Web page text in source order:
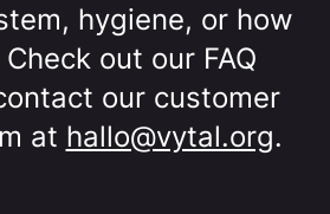
hygiene, or how
out our FAQ
our customer
at hallo@vytal.org.